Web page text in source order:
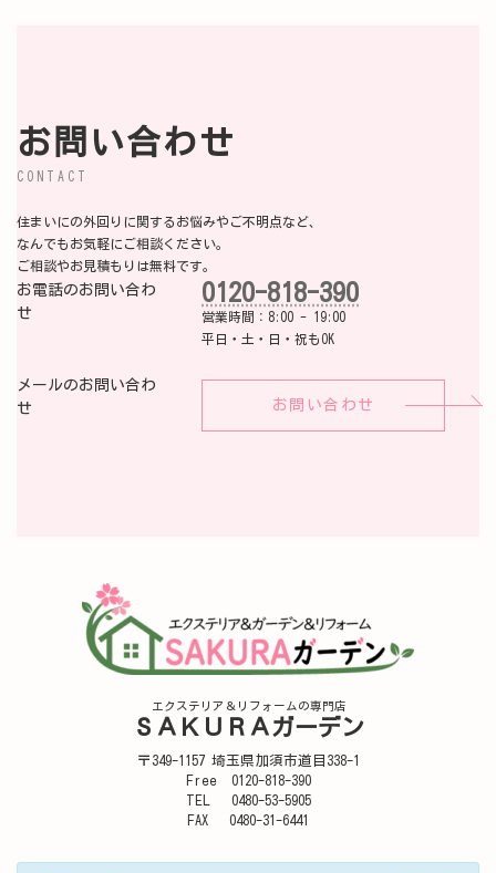
お問い合わせ
CONTACT
住まいにの外回りに関するお悩みやご不明点など、
なんでもお気軽にご相談ください。
ご相談やお見積もりは無料です。
お電話のお問い合わ
せ
0120-818-390
営業時間：8:00 - 19:00
平日・土・日・祝もOK
メールのお問い合わ
せ
お問い合わせ
エクステリア＆リフォームの専門店
ＳＡＫＵＲＡガーデン
〒349-1157 埼玉県加須市道目338-1
Free 0120-818-390
TEL 0480-53-5905
FAX 0480-31-6441